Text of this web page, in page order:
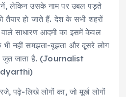
लेकिन उसके नाम पर उबल पड़ते
हो जाते हैं. देश के सभी शहरों
साधारण आदमी का इसमें केवल
भी नहीं समझता-बूझता और दूसरे लोग
जुत जाता है. (Journalist
पढ़े-लिखे लोगों का, जो मूर्ख लोगों